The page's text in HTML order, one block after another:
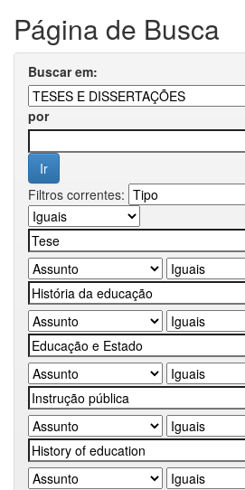
Página de Busca
Buscar em:
por
Filtros correntes: